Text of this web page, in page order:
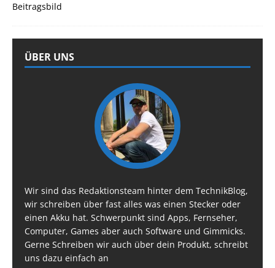
ÜBER UNS
Wir sind das Redaktionsteam hinter dem TechnikBlog,
wir schreiben über fast alles was einen Stecker oder
einen Akku hat. Schwerpunkt sind Apps, Fernseher,
Computer, Games aber auch Software und Gimmicks.
Gerne Schreiben wir auch über dein Produkt, schreibt
uns dazu einfach an